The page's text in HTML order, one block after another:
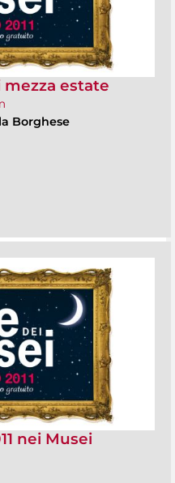
estate
Borghese
nei Musei